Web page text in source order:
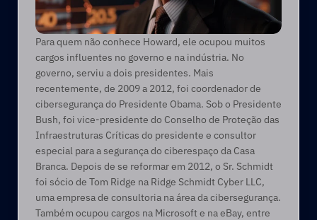
Para quem não conhece Howard, ele ocupou muitos
cargos influentes no governo e na indústria. No
governo, serviu a dois presidentes. Mais
recentemente, de 2009 a 2012, foi coordenador de
cibersegurança do Presidente Obama. Sob o Presidente
Bush, foi vice-presidente do Conselho de Proteção das
Infraestruturas Críticas do presidente e consultor
especial para a segurança do ciberespaço da Casa
Branca. Depois de se reformar em 2012, o Sr. Schmidt
foi sócio de Tom Ridge na Ridge Schmidt Cyber LLC,
uma empresa de consultoria na área da cibersegurança.
Também ocupou cargos na Microsoft e na eBay, entre